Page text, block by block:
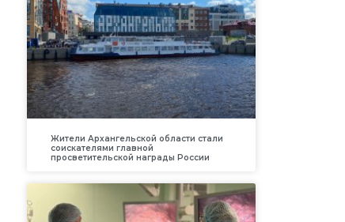
Жители Архангельской области стали
соискателями главной
просветительской награды России